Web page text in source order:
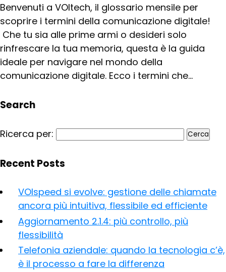
Benvenuti a VOItech, il glossario mensile per
scoprire i termini della comunicazione digitale!
Che tu sia alle prime armi o desideri solo
rinfrescare la tua memoria, questa è la guida
ideale per navigare nel mondo della
comunicazione digitale. Ecco i termini che...
Search
Ricerca per:
Recent Posts
VOIspeed si evolve: gestione delle chiamate
ancora più intuitiva, flessibile ed efficiente
Aggiornamento 2.1.4: più controllo, più
flessibilità
Telefonia aziendale: quando la tecnologia c’è,
è il processo a fare la differenza